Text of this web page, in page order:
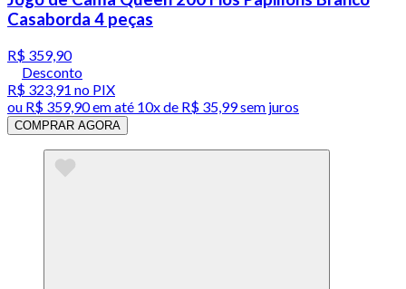
Casaborda 4 peças
R$ 359,90
Desconto
R$ 323,91 no PIX
ou R$ 359,90em até 10x de R$ 35,99 sem juros
COMPRAR AGORA